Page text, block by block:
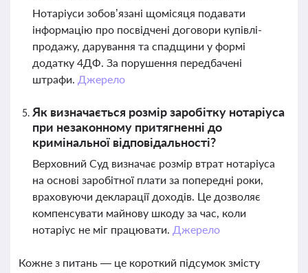
Нотаріуси зобов’язані щомісяця подавати
інформацію про посвідчені договори купівлі-
продажу, дарування та спадщини у формі
додатку 4ДФ. За порушення передбачені
штрафи. Джерело
Як визначається розмір заробітку нотаріуса
при незаконному притягненні до
кримінальної відповідальності?
Верховний Суд визначає розмір втрат нотаріуса
на основі заробітної плати за попередні роки,
враховуючи декларації доходів. Це дозволяє
компенсувати майнову шкоду за час, коли
нотаріус не міг працювати. Джерело
Кожне з питань — це короткий підсумок змісту